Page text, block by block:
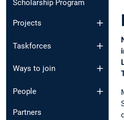
Scholarship Program
Projects
Taskforces
Ways to join
People
Partners